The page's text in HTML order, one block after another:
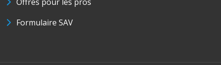
Formulaire SAV